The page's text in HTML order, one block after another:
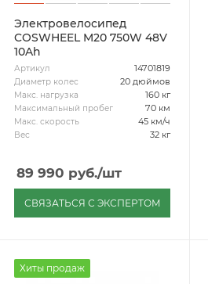
Электровелосипед
COSWHEEL M20 750W 48V
10Ah
Артикул 14701819
Диаметр колес 20 дюймов
Макс. нагрузка 160 кг
Максимальный пробег 70 км
Макс. скорость 45 км/ч
Вес 32 кг
89 990 руб./шт
СВЯЗАТЬСЯ С ЭКСПЕРТОМ
Хиты продаж